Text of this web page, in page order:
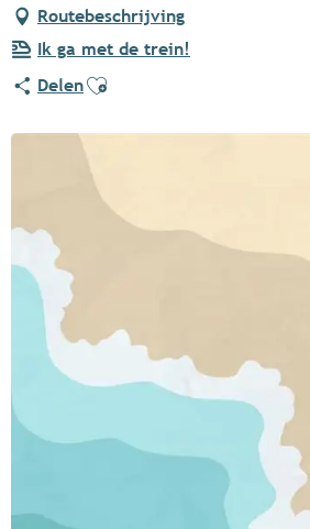
Routebeschrijving
Ik ga met de trein!
DelenAjouter aux favoris